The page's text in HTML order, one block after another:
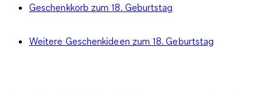
Geschenkkorb zum 18. Geburtstag
Weitere Geschenkideen zum 18. Geburtstag